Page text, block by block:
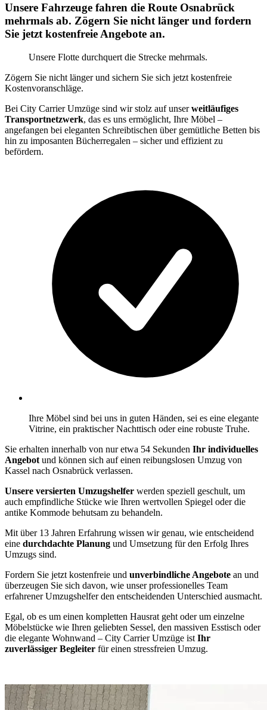
Unsere Fahrzeuge fahren die Route Osnabrück
mehrmals ab. Zögern Sie nicht länger und fordern
Sie jetzt kostenfreie Angebote an.
Unsere Flotte durchquert die Strecke mehrmals.
Zögern Sie nicht länger und sichern Sie sich jetzt kostenfreie
Kostenvoranschläge.
Bei City Carrier Umzüge sind wir stolz auf unserweitläufiges
Transportnetzwerk, das es uns ermöglicht, Ihre Möbel –
angefangen bei eleganten Schreibtischen über gemütliche Betten bis
hin zu imposanten Bücherregalen – sicher und effizient zu
befördern.
Ihre Möbel sind bei uns in guten Händen, sei es eine elegante
Vitrine, ein praktischer Nachttisch oder eine robuste Truhe.
Sie erhalten innerhalb von nur etwa 54 Sekunden Ihr individuelles
Angebot und können sich auf einen reibungslosen Umzug von
Kassel nach Osnabrück verlassen.
Unsere versierten Umzugshelfer werden speziell geschult, um
auch empfindliche Stücke wie Ihren wertvollen Spiegel oder die
antike Kommode behutsam zu behandeln.
Mit über 13 Jahren Erfahrung wissen wir genau, wie entscheidend
eine durchdachte Planung und Umsetzung für den Erfolg Ihres
Umzugs sind.
Fordern Sie jetzt kostenfreie und unverbindliche Angebote an und
überzeugen Sie sich davon, wie unser professionelles Team
erfahrener Umzugshelfer den entscheidenden Unterschied ausmacht.
Egal, ob es um einen kompletten Hausrat geht oder um einzelne
Möbelstücke wie Ihren geliebten Sessel, den massiven Esstisch oder
die elegante Wohnwand – City Carrier Umzüge ist Ihr
zuverlässiger Begleiter für einen stressfreien Umzug.